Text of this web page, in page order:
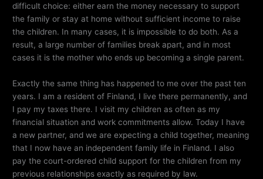
difficult choice: either earn the money necessary to support
the family or stay at home without sufficient income to raise
the children. In many cases, it is impossible to do both. As a
result, a large number of families break apart, and in most
cases it is the mother who ends up becoming a single parent.
Exactly the same thing has happened to me over the past ten
years. I am a resident of Finland, I live there permanently, and
I pay my taxes there. I visit my children as often as my
financial situation and work commitments allow. Today I have
a new partner, and we are expecting a child together, meaning
that I now have an independent family life in Finland. I also
pay the court-ordered child support for the children from my
previous relationships exactly as required by law.